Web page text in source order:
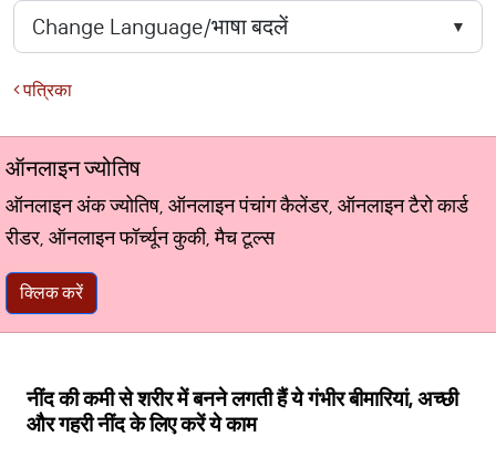
पत्रिका
ऑनलाइन ज्योतिष
ऑनलाइन अंक ज्योतिष, ऑनलाइन पंचांग कैलेंडर, ऑनलाइन टैरो कार्ड
रीडर, ऑनलाइन फॉर्च्यून कुकी, मैच टूल्स
क्लिक करें
नींद की कमी से शरीर में बनने लगती हैं ये गंभीर बीमारियां, अच्छी
और गहरी नींद के लिए करें ये काम